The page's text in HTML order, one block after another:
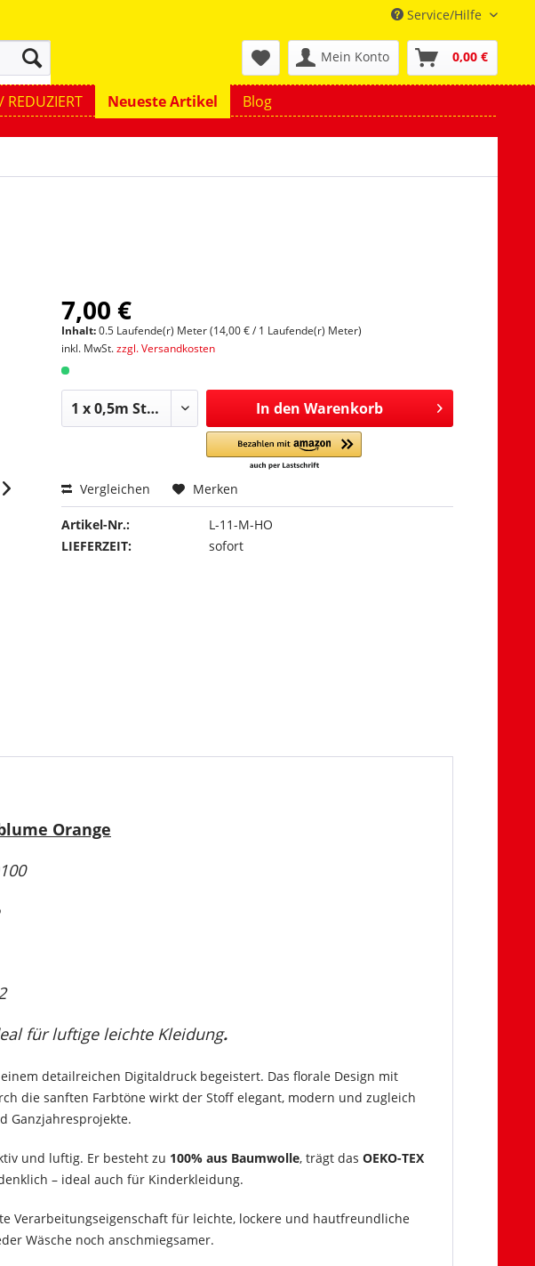
Service/Hilfe
Mein Konto 0,00 €
REDUZIERT Neueste Artikel Blog
7,00 €
Inhalt:0.5 Laufende(r) Meter (14,00 € / 1 Laufende(r) Meter)
inkl. MwSt.zzgl. Versandkosten
In den Warenkorb
Vergleichen Merken
Artikel-Nr.:
L-11-M-HO
LIEFERZEIT:
sofort
Orange
für luftige leichte Kleidung.
detailreichen Digitaldruck begeistert. Das florale Design mit
die sanften Farbtöne wirkt der Stoff elegant, modern und zugleich
Ganzjahresprojekte.
und luftig. Er besteht zu 100% aus Baumwolle, trägt das OEKO-TEX
– ideal auch für Kinderkleidung.
Verarbeitungseigenschaft für leichte, lockere und hautfreundliche
Wäsche noch anschmiegsamer.